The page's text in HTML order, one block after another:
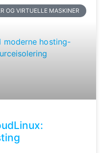
OG VIRTUELLE MASKINER